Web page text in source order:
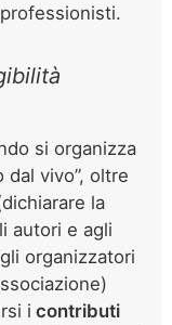
si organizza
vivo”, oltre
la
autori e agli
organizzatori
i contributi